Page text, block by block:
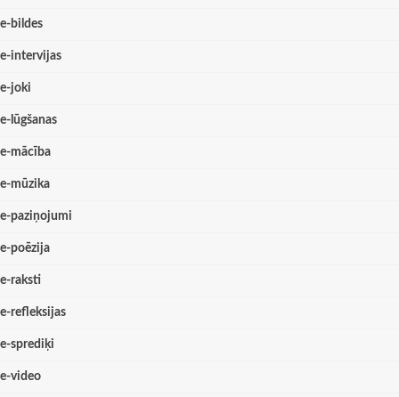
e-bildes
e-intervijas
e-joki
e-lūgšanas
e-mācība
e-mūzika
e-paziņojumi
e-poēzija
e-raksti
e-refleksijas
e-sprediķi
e-video